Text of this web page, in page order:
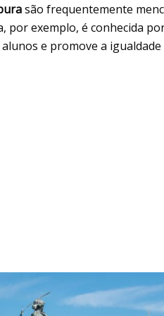
são frequentemente
por exemplo, é conhecida
e promove a